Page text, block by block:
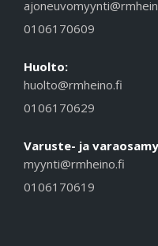
0106170609
Huolto:
huolto@rmheino.fi
0106170629
Varuste- ja
myynti@rmheino.fi
0106170619